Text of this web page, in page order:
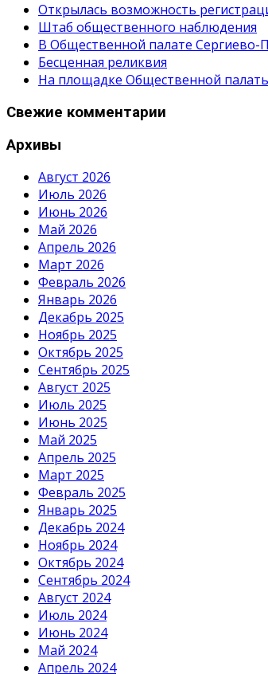
Открылась возможность
Штаб общественного наблюдения
В Общественной палате Сергиево-
Бесценная реликвия
На площадке Общественной палаты
Свежие комментарии
Архивы
Август 2026
Июль 2026
Июнь 2026
Май 2026
Апрель 2026
Март 2026
Февраль 2026
Январь 2026
Декабрь 2025
Ноябрь 2025
Октябрь 2025
Сентябрь 2025
Август 2025
Июль 2025
Июнь 2025
Май 2025
Апрель 2025
Март 2025
Февраль 2025
Январь 2025
Декабрь 2024
Ноябрь 2024
Октябрь 2024
Сентябрь 2024
Август 2024
Июль 2024
Июнь 2024
Май 2024
Апрель 2024